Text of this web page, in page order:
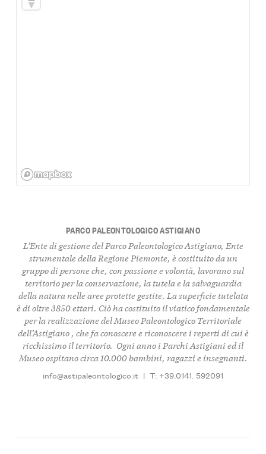
PARCO PALEONTOLOGICO ASTIGIANO
L’Ente di gestione delParco Paleontologico Astigiano, Ente
strumentale della Regione Piemonte, ècostituito da un
gruppo di personeche, con passione e volontà, lavorano sul
territorio per la conservazione, la tutela e la salvaguardia
della natura nelle aree protette gestite. La superficie tutelata
è di oltre3850 ettari. Ciò ha costituito il viatico fondamentale
per la realizzazione delMuseo Paleontologico Territoriale
dell’Astigiano, che fa conoscere e riconoscere i reperti di cui è
ricchissimo il territorio. Ogni anno i Parchi Astigiani ed il
Museoospitano circa 10.000 bambini, ragazzi e insegnanti.
info@astipaleontologico.it | T: +39.0141. 592091